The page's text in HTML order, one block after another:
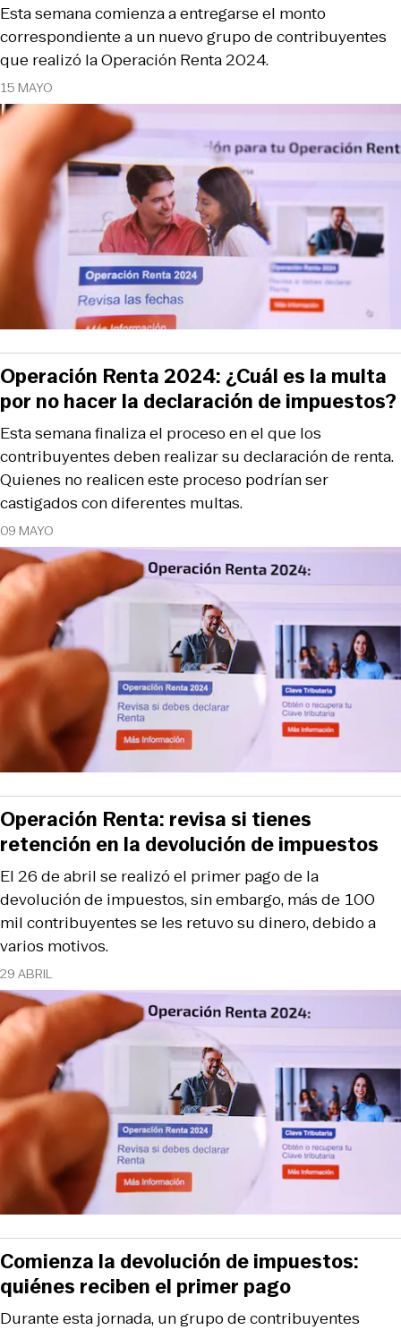
15 MAYO
Esta semana comienza a entregarse el monto
correspondiente a un nuevo grupo de contribuyentes
que realizó la Operación Renta 2024.
09 MAYO
Esta semana finaliza el proceso en el que los
contribuyentes deben realizar su declaración de renta.
Quienes no realicen este proceso podrían ser
castigados con diferentes multas.
Operación Renta 2024: ¿Cuál es la multa
por no hacer la declaración de impuestos?
29 ABRIL
El 26 de abril se realizó el primer pago de la
devolución de impuestos, sin embargo, más de 100
mil contribuyentes se les retuvo su dinero, debido a
varios motivos.
Operación Renta: revisa si tienes
retención en la devolución de impuestos
Durante esta jornada, un grupo de contribuyentes
Comienza la devolución de impuestos:
quiénes reciben el primer pago